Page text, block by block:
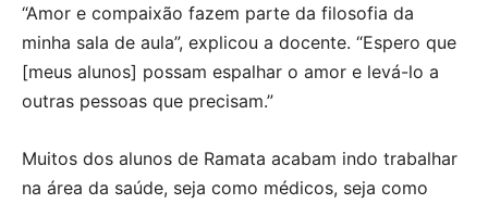
“Amor e compaixão fazem parte da filosofia da
minha sala de aula”, explicou a docente. “Espero que
[meus alunos] possam espalhar o amor e levá-lo a
outras pessoas que precisam.”
Muitos dos alunos de Ramata acabam indo trabalhar
na área da saúde, seja como médicos, seja como